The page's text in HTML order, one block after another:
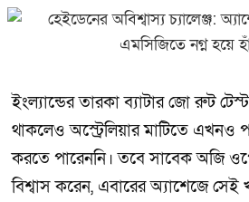
ইংল্যান্ডের তারকা ব্যাটার জো রুট
থাকলেও অস্ট্রেলিয়ার মাটিতে এখনও
করতে পারেননি। তবে সাবেক অজি
বিশ্বাস করেন, এবারের অ্যাশেজে